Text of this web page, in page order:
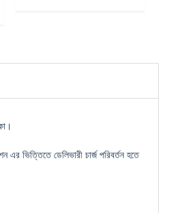
এর ভিত্তিতে ডেলিভারী চার্জ পরিবর্তন হতে